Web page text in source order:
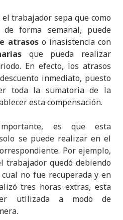
trabajador sepa que como
forma semanal, puede
atrasoso inasistencia con
que pueda realizar
En efecto, los atrasos
inmediato, puesto
toda la sumatoria de la
esta compensación.
es que esta
se puede realizar en el
Por ejemplo,
trabajador quedó debiendo
no fue recuperada y en
tres horas extras, esta
utilizada a modo de